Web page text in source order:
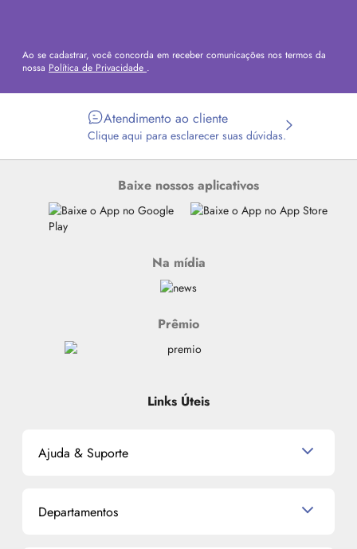
Ao se cadastrar, você concorda em receber comunicações nos termos da
nossa Política de Privacidade .
Atendimento ao cliente
Clique aqui para esclarecer suas dúvidas.
Baixe nossos aplicativos
Na mídia
Prêmio
Links Úteis
Ajuda & Suporte
Política de Devolução
Departamentos